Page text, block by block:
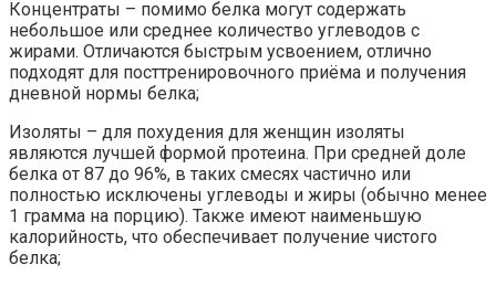
Концентраты – помимо белка могут содержать
небольшое или среднее количество углеводов с
жирами. Отличаются быстрым усвоением, отлично
подходят для посттренировочного приёма и получения
дневной нормы белка;
Изоляты – для похудения для женщин изоляты
являются лучшей формой протеина. При средней доле
белка от 87 до 96%, в таких смесях частично или
полностью исключены углеводы и жиры (обычно менее
1 грамма на порцию). Также имеют наименьшую
калорийность, что обеспечивает получение чистого
белка;